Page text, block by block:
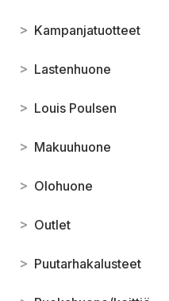
> Kampanjatuotteet
> Lastenhuone
> Louis Poulsen
> Makuuhuone
> Olohuone
> Outlet
> Puutarhakalusteet